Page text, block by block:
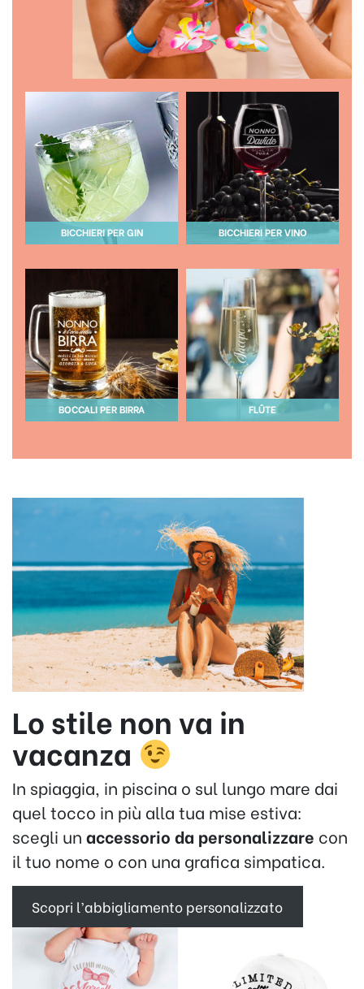
BICCHIERI PER GIN BICCHIERI PER VINO
BOCCALI PER BIRRA FLÛTE
Lo stile non va in
vacanza
In spiaggia, in piscina o sul lungo mare dai
quel tocco in più alla tua mise estiva:
scegli un accessorio da personalizzare con
il tuo nome o con una grafica simpatica.
Scopri l’abbigliamento personalizzato